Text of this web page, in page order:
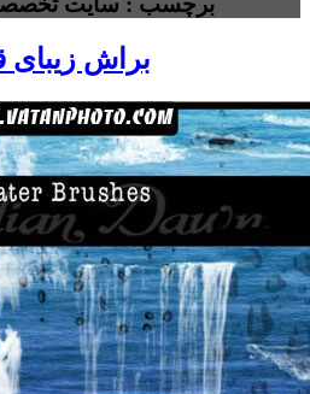
براش زیبای